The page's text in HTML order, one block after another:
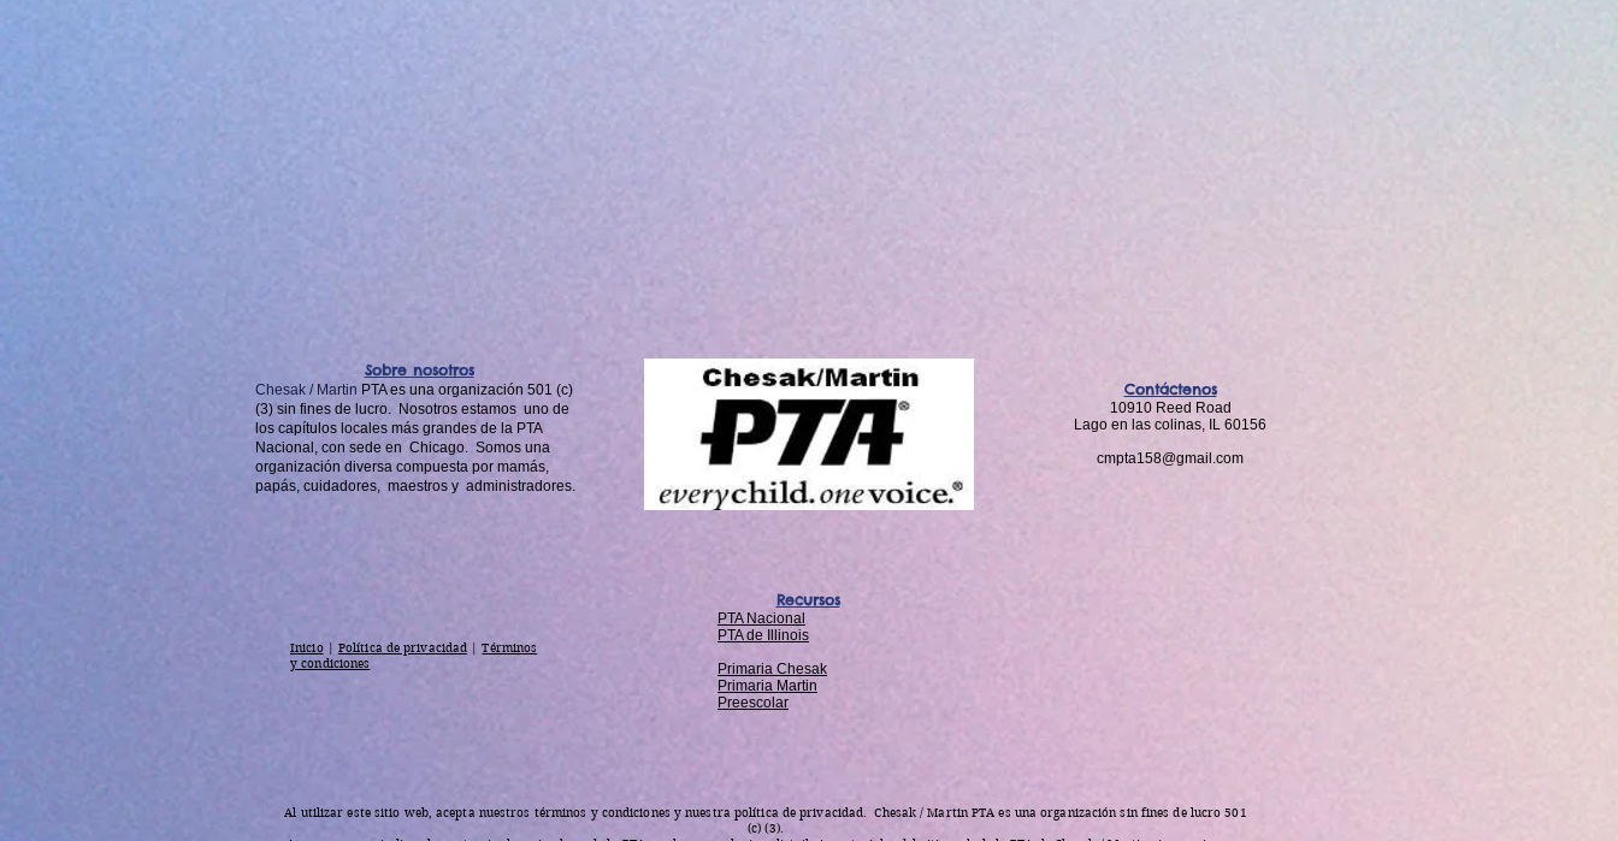
Sobre nosotros
Chesak / Martin PTA es una organización 501 (c)
(3) sin fines de lucro. Nosotros estamos uno de
los capítulos locales más grandes de la PTA
Nacional, con sede en Chicago. Somos una
organización diversa compuesta por mamás,
papás, cuidadores, maestros y administradores.
Contáctenos
10910 Reed Road
Lago en las colinas, IL 60156
cmpta158@gmail.com
Inicio| Política de privacidad |Términos
y condiciones
Recursos
PTA Nacional
PTA de Illinois
Primaria Chesak
Primaria Martin
Preescolar
Al utilizar este sitio web, acepta nuestros términos y condiciones y nuestra política de privacidad. Chesak / Martin PTA es una organización sin fines de lucro 501
(c) (3).